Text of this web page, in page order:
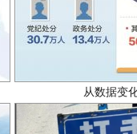
从数据变